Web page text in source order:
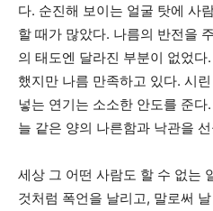
다. 순진해 보이는 얼굴 탓에 사
할 때가 많았다. 나름의 반전을
의 태도엔 달라진 부분이 없었
했지만 나름 만족하고 있다. 시
넣는 연기는 소소한 안도를 준
늘 같은 양의 나른함과 낙관을
세상 그 어떤 사람도 할 수 없는
것처럼 폭언을 날리고, 말로써